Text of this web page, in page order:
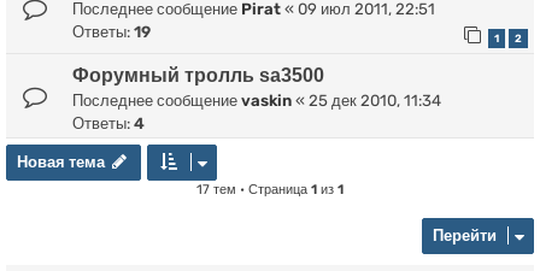
Последнее сообщение Pirat « 09 июл 2011, 22:51
Ответы: 19 1 2
Форумный тролль sa3500
Последнее сообщение vaskin « 25 дек 2010, 11:34
Ответы: 4
Новая тема
Новая тема
17 тем • Страница 1 из 1
Перейти